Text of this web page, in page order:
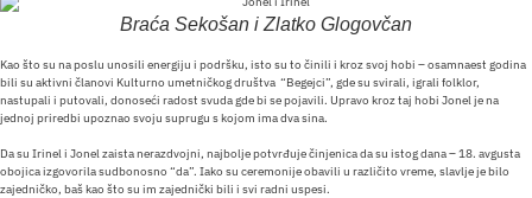
Braća Sekošan i Zlatko Glogovčan
Kao što su na poslu unosili energiju i podršku, isto su to činili i kroz svoj hobi – osamnaest godina
bili su aktivni članovi Kulturno umetničkog društva “Begejci”, gde su svirali, igrali folklor,
nastupali i putovali, donoseći radost svuda gde bi se pojavili. Upravo kroz taj hobi Jonel je na
jednoj priredbi upoznao svoju suprugu s kojom ima dva sina.
Da su Irinel i Jonel zaista nerazdvojni, najbolje potvrđuje činjenica da su istog dana – 18. avgusta
obojica izgovorila sudbonosno “da”. Iako su ceremonije obavili u različito vreme, slavlje je bilo
zajedničko, baš kao što su im zajednički bili i svi radni uspesi.